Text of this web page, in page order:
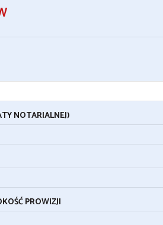
NOTARIALNEJ)
PROWIZJI